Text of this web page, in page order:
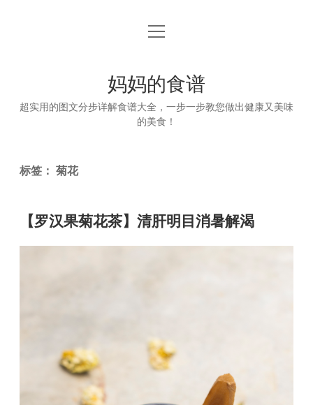
首页
open
妈妈的食谱
超实用的图文分步详解食谱大全，一步一步教您做出健康又美味
的美食！
标签： 菊花
【罗汉果菊花茶】清肝明目消暑解渴